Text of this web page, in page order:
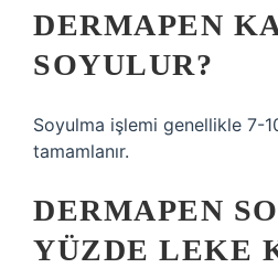
DERMAPEN
SOYULUR?
Soyulma işlemi genellikle 7-
tamamlanır.
DERMAPEN
YÜZDE LEKE